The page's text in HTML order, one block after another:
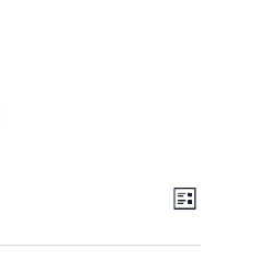
de
vues
Liste